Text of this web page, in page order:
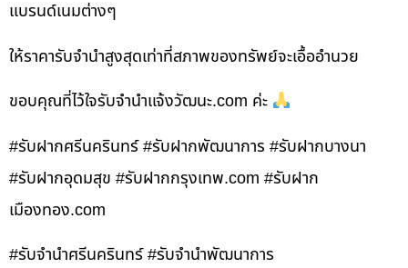
แบรนด์เนมต่างๆ
ให้ราคารับจำนำสูงสุดเท่าที่สภาพของทรัพย์จะเอื้ออำนวย
ขอบคุณที่ไว้ใจรับจำนำแจ้งวัฒนะ.com ค่ะ
#รับฝากศรีนครินทร์ #รับฝากพัฒนาการ #รับฝากบางนา
#รับฝากอุดมสุข #รับฝากกรุงเทพ.com #รับฝาก
เมืองทอง.com
#รับจำนำศรีนครินทร์ #รับจำนำพัฒนาการ